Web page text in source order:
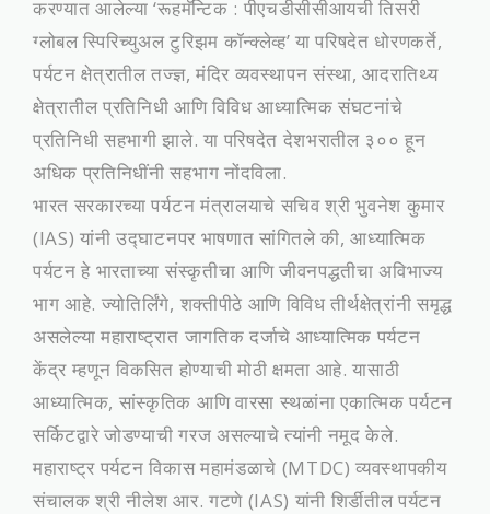
करण्यात आलेल्या ‘रूहमॅन्टिक : पीएचडीसीसीआयची तिसरी
ग्लोबल स्पिरिच्युअल टुरिझम कॉन्क्लेव्ह’ या परिषदेत धोरणकर्ते,
पर्यटन क्षेत्रातील तज्ज्ञ, मंदिर व्यवस्थापन संस्था, आदरातिथ्य
क्षेत्रातील प्रतिनिधी आणि विविध आध्यात्मिक संघटनांचे
प्रतिनिधी सहभागी झाले. या परिषदेत देशभरातील ३०० हून
अधिक प्रतिनिधींनी सहभाग नोंदविला.
भारत सरकारच्या पर्यटन मंत्रालयाचे सचिव श्री भुवनेश कुमार
(IAS) यांनी उद्घाटनपर भाषणात सांगितले की, आध्यात्मिक
पर्यटन हे भारताच्या संस्कृतीचा आणि जीवनपद्धतीचा अविभाज्य
भाग आहे. ज्योतिर्लिंगे, शक्तीपीठे आणि विविध तीर्थक्षेत्रांनी समृद्ध
असलेल्या महाराष्ट्रात जागतिक दर्जाचे आध्यात्मिक पर्यटन
केंद्र म्हणून विकसित होण्याची मोठी क्षमता आहे. यासाठी
आध्यात्मिक, सांस्कृतिक आणि वारसा स्थळांना एकात्मिक पर्यटन
सर्किटद्वारे जोडण्याची गरज असल्याचे त्यांनी नमूद केले.
महाराष्ट्र पर्यटन विकास महामंडळाचे (MTDC) व्यवस्थापकीय
संचालक श्री नीलेश आर. गटणे (IAS) यांनी शिर्डीतील पर्यटन